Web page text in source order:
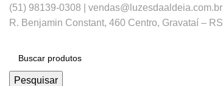
(51) 98139-0308 | vendas@luzesdaaldeia.com.br
R. Benjamin Constant, 460 Centro, Gravataí – RS
Pesquisar